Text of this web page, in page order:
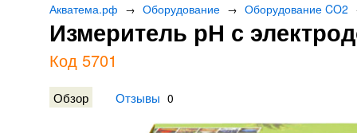
Акватема.рф → Оборудование → Оборудование CO2
Измеритель рН с
Код 5701
Обзор Отзывы 0